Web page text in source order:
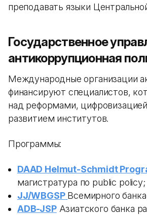
преподавать языки
Государственное
антикоррупционная
Международные организации
финансируют специалистов,
над реформами,
развитием институтов.
Программы:
DAAD Helmut-Schmidt
магистратура по public policy;
JJ/WBGSP Всемирного
ADB-JSPАзиатского банка